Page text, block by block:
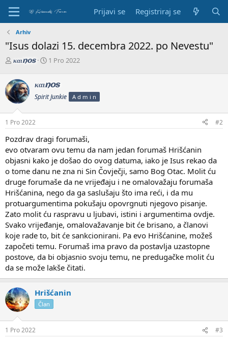
Prijavi se Registriraj se
Arhiv
"Isus dolazi 15. decembra 2022. po Nevestu"
P
k
r
e
t
a
č
e
m
e
καιnos
D
u
m
o
t
k
a
1 Pro 2022
καιnos
Spirit Junkie A d m i n
1 Pro 2022 #2
Pozdrav dragi forumaši,
evo otvaram ovu temu da nam jedan forumaš Hrišćanin
objasni kako je došao do ovog datuma, iako je Isus rekao da
o tome danu ne zna ni Sin Čovječji, samo Bog Otac. Molit ću
druge forumaše da ne vrijeđaju i ne omalovažaju forumaša
Hrišćanina, nego da ga saslušaju što ima reći, i da mu
protuargumentima pokušaju opovrgnuti njegovo pisanje.
Zato molit ću raspravu u ljubavi, istini i argumentima ovdje.
Svako vrijeđanje, omalovažavanje bit će brisano, a članovi
koje rade to, bit će sankcionirani. Pa evo Hrišćanine, možeš
započeti temu. Forumaš ima pravo da postavlja uzastopne
postove, da bi objasnio svoju temu, ne predugačke molit ću
da se može lakše čitati.
Hrišćanin
Član
1 Pro 2022 #3